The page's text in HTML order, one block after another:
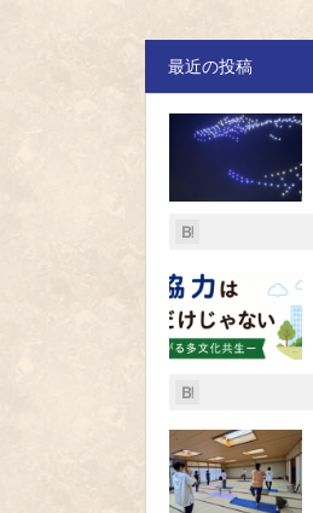
最近の投稿